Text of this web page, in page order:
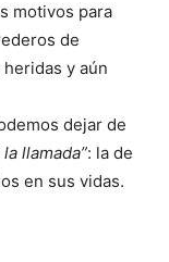
motivos para
de
y aún
dejar de
la llamada”: la de
en sus vidas.